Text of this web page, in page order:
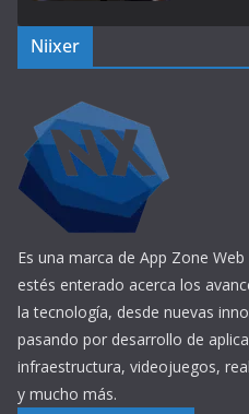
Niixer
Es una marca de App Zone
estés enterado acerca los
la tecnología, desde nuevas
pasando por desarrollo de
infraestructura, videojuegos,
y mucho más.